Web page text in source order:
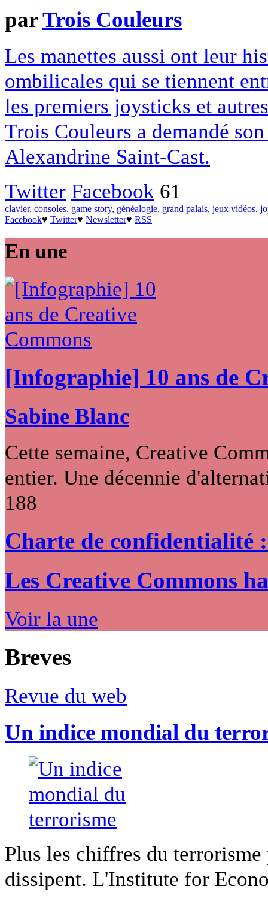
parTrois Couleurs
Les manettes aussi ont leur
ombilicales qui se tiennent
les premiers joysticks et
Trois Couleurs a demandé
Alexandrine Saint-Cast.
Twitter Facebook 61
clavier, consoles, game story, généalogie, grand palais, jeux vidéos,
Facebook♥ Twitter♥ Newsletter♥ RSS
En une
[Infographie] 10 ans de
Sabine Blanc
Cette semaine, Creative
entier. Une décennie
188
Charte de confidentialité
Les Creative Commons
Voir la une
Breves
Revue du web
Un indice mondial du
Plus les chiffres du
dissipent. L'Institute for